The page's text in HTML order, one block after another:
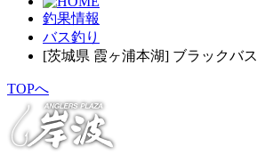
釣果情報
バス釣り
[茨城県 霞ヶ浦本湖] ブラックバス
TOPへ